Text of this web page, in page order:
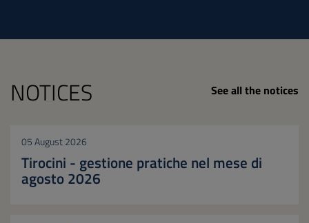
NOTICES See all the notices
05 August 2026
Tirocini - gestione pratiche nel mese di
agosto 2026